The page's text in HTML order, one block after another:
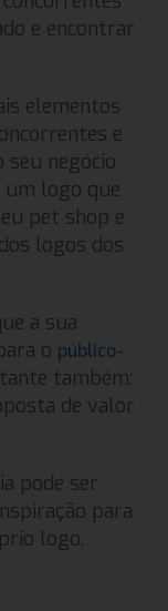
e encontrar
elementos
e
seu negócio
um logo que
pet shop e
logos dos
a sua
o público-
também:
de valor
pode ser
para
logo.